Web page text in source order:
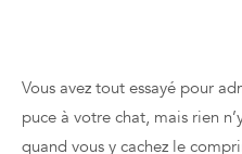
Vous avez tout essayé pour
puce à votre chat, mais rien
quand vous y cachez le